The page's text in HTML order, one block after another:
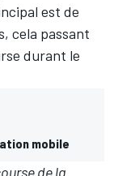
est de
cela passant
durant le
mobile
de la